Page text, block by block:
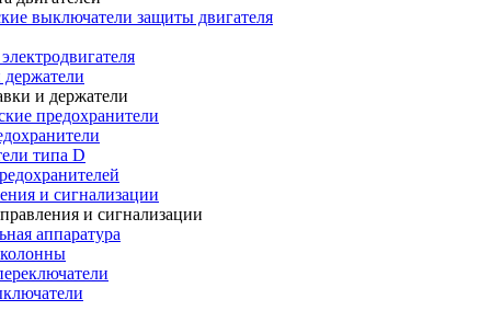
выключатели защиты двигателя
и держатели
предохранители
типа D
и сигнализации
и сигнализации
аппаратура